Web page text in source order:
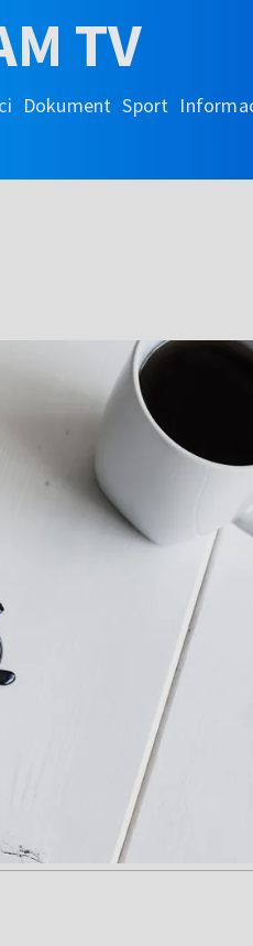
TV
Dokument Sport